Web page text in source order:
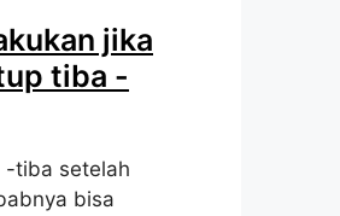
jika
tiba -
-tiba setelah
bisa